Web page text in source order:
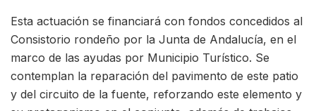
Esta actuación se financiará con fondos concedidos al
Consistorio rondeño por la Junta de Andalucía, en el
marco de las ayudas por Municipio Turístico. Se
contemplan la reparación del pavimento de este patio
y del circuito de la fuente, reforzando este elemento y